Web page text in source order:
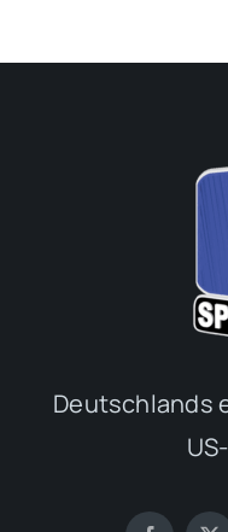
Deutschlands